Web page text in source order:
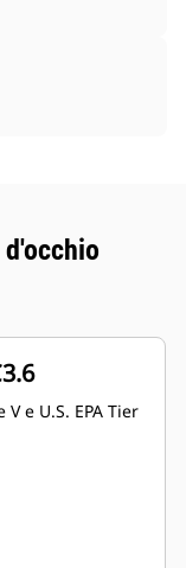
e U.S. EPA Tier